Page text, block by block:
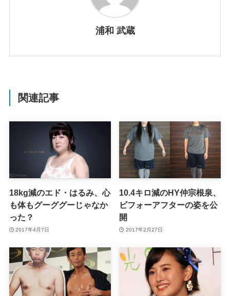
浦和 武蔵
関連記事
18kg減のエド・はるみ、心
も体もグーググーじゃなか
った？
2017年4月7日
10.4キロ減のHY仲宗根泉、
ビフォーアフターの姿を公
開
2017年2月27日